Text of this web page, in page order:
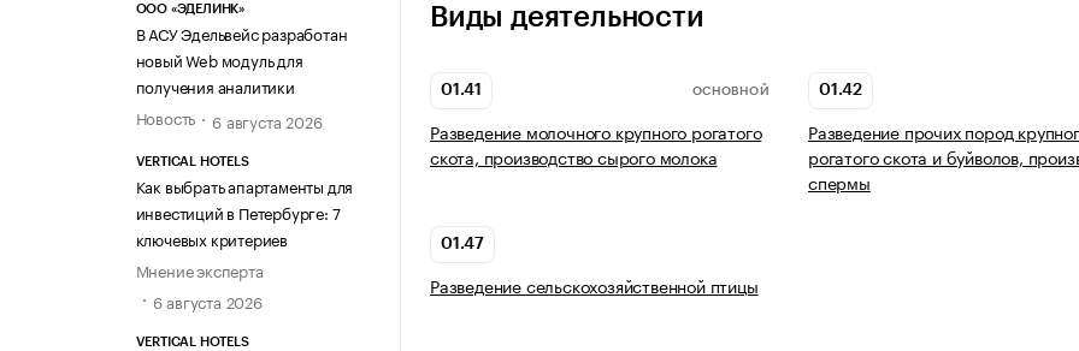
ООО «ЭДЕЛИНК»
В АСУ Эдельвейс разработан
новый Web модуль для
получения аналитики
Новость
6 августа 2026
VERTICAL HOTELS
Как выбрать апартаменты для
инвестиций в Петербурге: 7
ключевых критериев
Мнение эксперта
6 августа 2026
VERTICAL HOTELS
Виды деятельности
01.41 ОСНОВНОЙ
Разведение молочного крупного рогатого
скота, производство сырого молока
01.42
Разведение прочих пород
рогатого скота и буйволов,
спермы
01.47
Разведение сельскохозяйственной птицы